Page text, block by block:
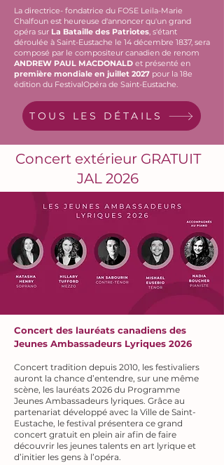
La directrice- fondatrice du FOSE Leila-Marie
Chalfoun est heureuse d'annoncer qu'un grand
opéra sur La Bataille des Patriotes, s'étant
déroulée à Saint-Eustache le 14 décembre 1837, sera
composé par le compositeur canadien de renom
ANDREW PAUL MACDONALD et présenté en
première mondiale en juillet 2027 pour la 18e
édition du FestivalOpéra de Saint-Eustache.
TOUS LES DÉTAILS
Concert extérieur GRATUIT
JAL 2026
Concert des lauréats canadiens des
Jeunes Ambassadeurs Lyriques 2026
Concert tradition depuis 2010, les festivaliers
auront la chance d’entendre, sur une même
scène, les lauréats 2026 du Programme
Jeunes Ambassadeurs lyriques. Grâce au
partenariat développé avec la Ville de Saint-
Eustache, le festival présentera ce grand
concert gratuit en plein air afin de faire
découvrir les jeunes talents en art lyrique et
d’initier les gens à l’opéra.